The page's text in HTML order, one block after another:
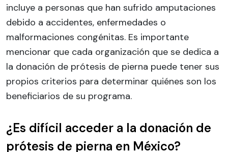
incluye a personas que han sufrido amputaciones
debido a accidentes, enfermedades o
malformaciones congénitas. Es importante
mencionar que cada organización que se dedica a
la donación de prótesis de pierna puede tener sus
propios criterios para determinar quiénes son los
beneficiarios de su programa.
¿Es difícil acceder a la donación de
prótesis de pierna en México?